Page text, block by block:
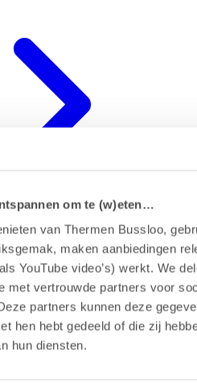
om te (w)eten…
van Thermen Bussloo,
maken aanbiedingen
YouTube video’s) werkt. We
met vertrouwde partners voor
partners kunnen deze
hen hebt gedeeld of die zij
hun diensten.
reserveren